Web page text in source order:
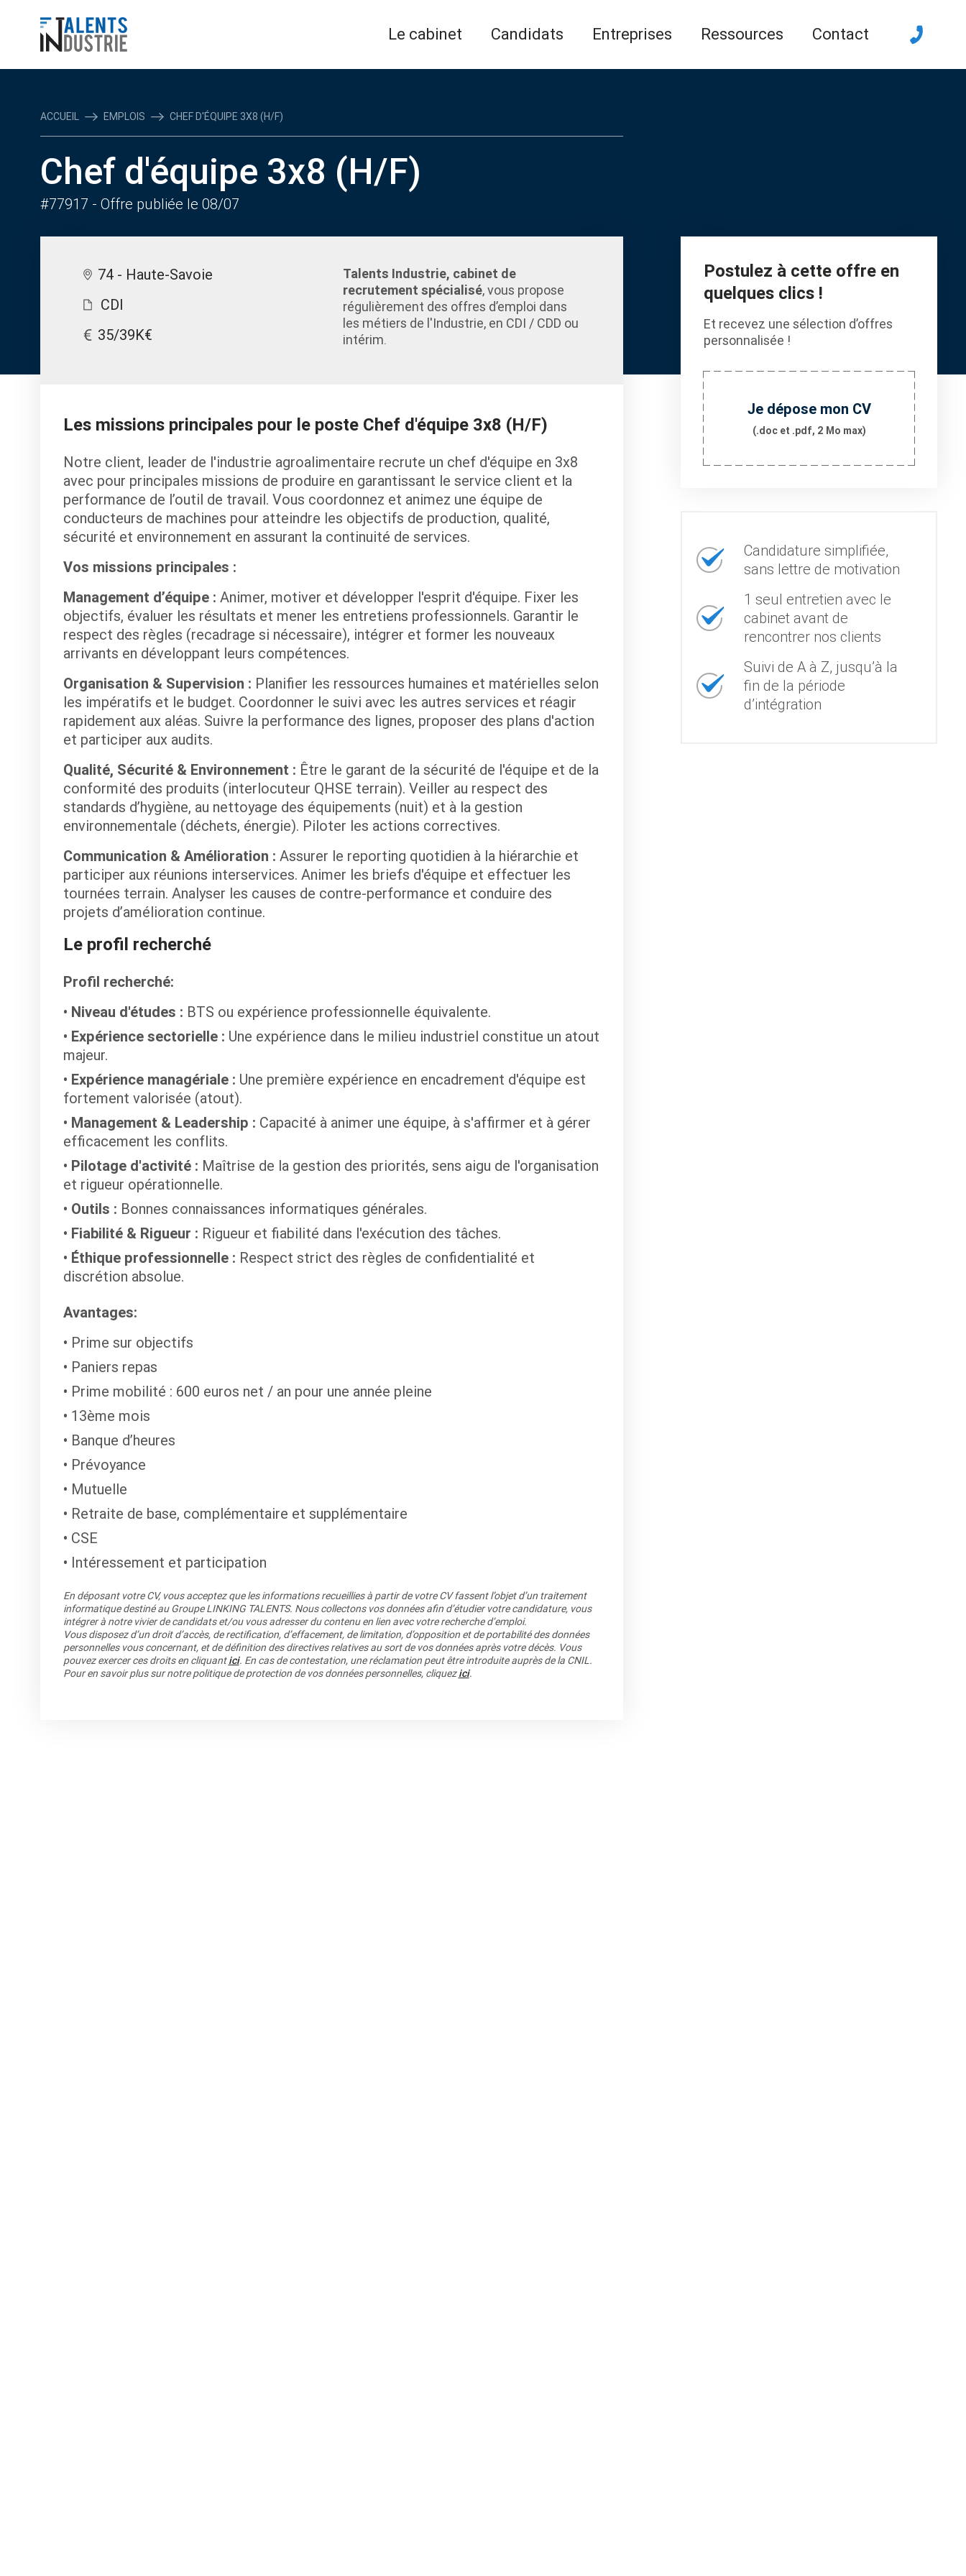
Le cabinet Candidats Entreprises Ressources Contact
ACCUEIL EMPLOIS CHEF D'ÉQUIPE 3X8 (H/F)
Chef d'équipe 3x8 (H/F)
#77917 - Offre publiée le 08/07
74 - Haute-Savoie
CDI
35/39K€
Talents Industrie, cabinet de
recrutement spécialisé, vous propose
régulièrement des offres d’emploi dans
les métiers de l'Industrie, en CDI / CDD ou
intérim.
Les missions principales pour le poste Chef d'équipe 3x8 (H/F)
Notre client, leader de l'industrie agroalimentaire recrute un chef d'équipe en 3x8
avec pour principales missions de produire en garantissant le service client et la
performance de l’outil de travail. Vous coordonnez et animez une équipe de
conducteurs de machines pour atteindre les objectifs de production, qualité,
sécurité et environnement en assurant la continuité de services.
Vos missions principales :
Management d’équipe : Animer, motiver et développer l'esprit d'équipe. Fixer les
objectifs, évaluer les résultats et mener les entretiens professionnels. Garantir le
respect des règles (recadrage si nécessaire), intégrer et former les nouveaux
arrivants en développant leurs compétences.
Organisation & Supervision : Planifier les ressources humaines et matérielles selon
les impératifs et le budget. Coordonner le suivi avec les autres services et réagir
rapidement aux aléas. Suivre la performance des lignes, proposer des plans d'action
et participer aux audits.
Qualité, Sécurité & Environnement : Être le garant de la sécurité de l'équipe et de la
conformité des produits (interlocuteur QHSE terrain). Veiller au respect des
standards d’hygiène, au nettoyage des équipements (nuit) et à la gestion
environnementale (déchets, énergie). Piloter les actions correctives.
Communication & Amélioration : Assurer le reporting quotidien à la hiérarchie et
participer aux réunions interservices. Animer les briefs d'équipe et effectuer les
tournées terrain. Analyser les causes de contre-performance et conduire des
projets d’amélioration continue.
Le profil recherché
Profil recherché:
Niveau d'études : BTS ou expérience professionnelle équivalente.
Expérience sectorielle : Une expérience dans le milieu industriel constitue un atout
majeur.
Expérience managériale : Une première expérience en encadrement d'équipe est
fortement valorisée (atout).
Management & Leadership : Capacité à animer une équipe, à s'affirmer et à gérer
efficacement les conflits.
Pilotage d'activité : Maîtrise de la gestion des priorités, sens aigu de l'organisation
et rigueur opérationnelle.
Outils : Bonnes connaissances informatiques générales.
Fiabilité & Rigueur : Rigueur et fiabilité dans l'exécution des tâches.
Éthique professionnelle : Respect strict des règles de confidentialité et
discrétion absolue.
Avantages:
Prime sur objectifs
Paniers repas
Prime mobilité : 600 euros net / an pour une année pleine
13ème mois
Banque d’heures
Prévoyance
Mutuelle
Retraite de base, complémentaire et supplémentaire
CSE
Intéressement et participation
En déposant votre CV, vous acceptez que les informations recueillies à partir de votre CV fassent l’objet d’un traitement
informatique destiné au Groupe LINKING TALENTS. Nous collectons vos données afin d’étudier votre candidature, vous
intégrer à notre vivier de candidats et/ou vous adresser du contenu en lien avec votre recherche d’emploi.
Vous disposez d’un droit d’accès, de rectification, d’effacement, de limitation, d’opposition et de portabilité des données
personnelles vous concernant, et de définition des directives relatives au sort de vos données après votre décès. Vous
pouvez exercer ces droits en cliquantici. En cas de contestation, une réclamation peut être introduite auprès de la CNIL.
Pour en savoir plus sur notre politique de protection de vos données personnelles, cliquezici.
Postulez à cette offre en
quelques clics !
Et recevez une sélection d’offres
personnalisée !
Je dépose mon CV
(.doc et .pdf, 2 Mo max)
Candidature simplifiée,
sans lettre de motivation
1 seul entretien avec le
cabinet avant de
rencontrer nos clients
Suivi de A à Z, jusqu’à la
fin de la période
d’intégration